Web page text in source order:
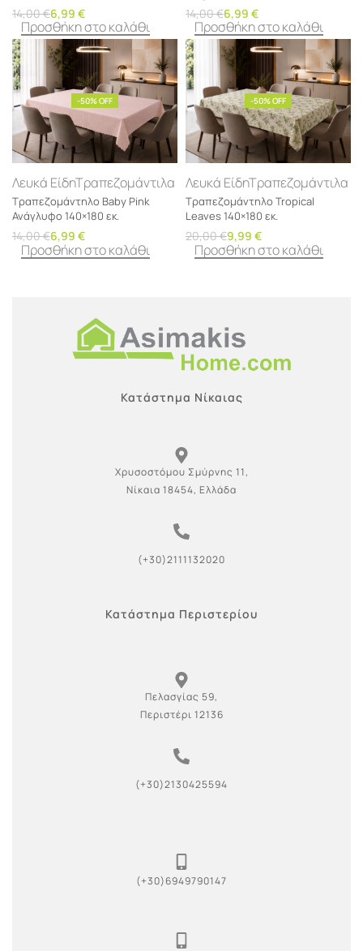
14,00€6,99 €
Προσθήκη στο καλάθι
14,00€6,99 €
Προσθήκη στο καλάθι
-50% OFF
Λευκά ΕίδηΤραπεζομάντιλα
Τραπεζομάντηλο Baby Pink
Ανάγλυφο 140×180 εκ.
14,00€6,99 €
Προσθήκη στο καλάθι
-50% OFF
Λευκά ΕίδηΤραπεζομάντιλα
Τραπεζομάντηλο Tropical
Leaves 140×180 εκ.
20,00€9,99 €
Προσθήκη στο καλάθι
Κατάστημα Νίκαιας
Χρυσοστόμου Σμύρνης 11,
Νίκαια 18454, Ελλάδα
(+30)2111132020
Κατάστημα Περιστερίου
Πελασγίας 59,
Περιστέρι 12136
(+30)2130425594
(+30)6949790147